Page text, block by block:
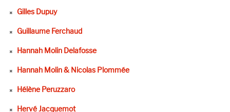
Gilles Dupuy
Guillaume Ferchaud
Hannah Molin Delafosse
Hannah Molin & Nicolas Plommée
Hélène Peruzzaro
Hervé Jacquemot